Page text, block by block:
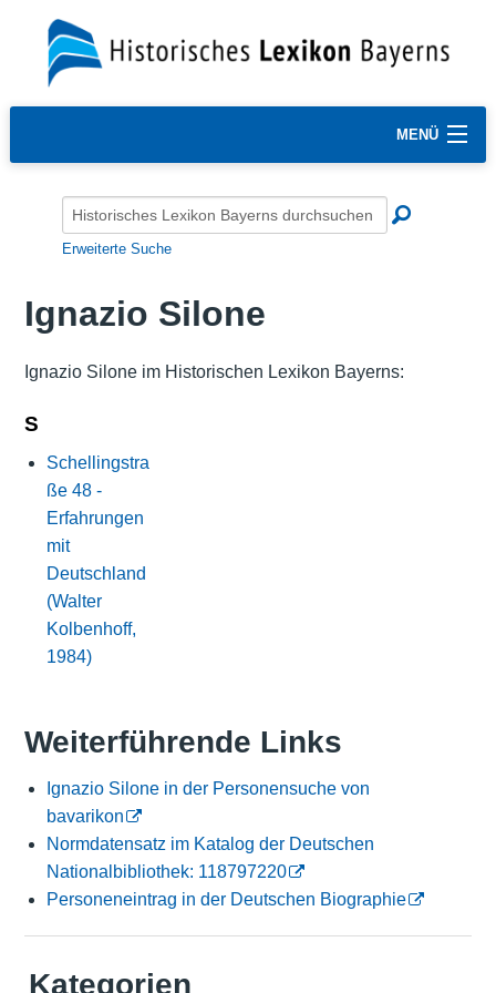
MENÜ
Erweiterte Suche
Ignazio Silone
Ignazio Silone im Historischen Lexikon Bayerns:
S
Schellingstra
ße 48 -
Erfahrungen
mit
Deutschland
(Walter
Kolbenhoff,
1984)
Weiterführende Links
Ignazio Silone in der Personensuche von
bavarikon
Normdatensatz im Katalog der Deutschen
Nationalbibliothek: 118797220
Personeneintrag in der Deutschen Biographie
Kategorien